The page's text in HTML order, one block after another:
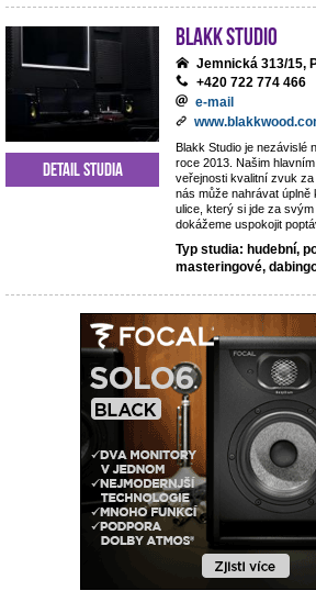
Blakk Studio
Jemnická 313/15,
+420 722 774 466
e-mail
Blakk Studio je nezávislé
roce 2013. Našim
veřejnosti kvalitní zvuk
nás může nahrávat úplně
ulice, který si jde za
dokážeme uspokojit
Typ studia: hudební,
masteringové,
Detail studia